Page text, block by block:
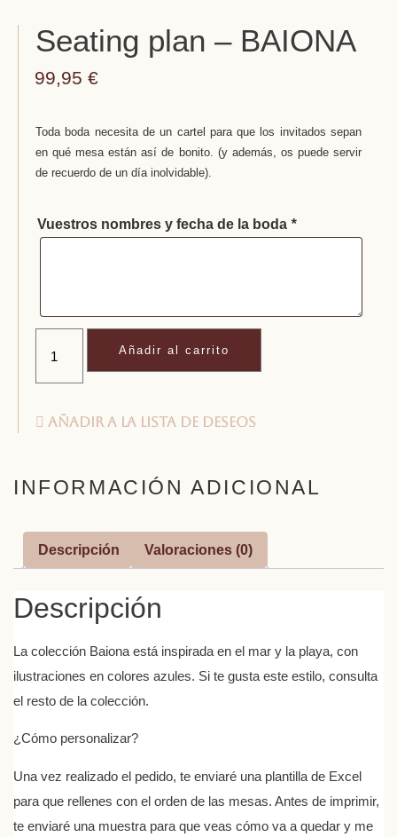
Seating plan – BAIONA
99,95 €
Toda boda necesita de un cartel para que los invitados sepan
en qué mesa están así de bonito. (y además, os puede servir
de recuerdo de un día inolvidable).
Vuestros nombres y fecha de la boda *
Añadir al carrito
Añadir a la lista de deseos
INFORMACIÓN ADICIONAL
Descripción Valoraciones (0)
Descripción
La colección Baiona está inspirada en el mar y la playa, con
ilustraciones en colores azules. Si te gusta este estilo, consulta
el resto de la colección.
¿Cómo personalizar?
Una vez realizado el pedido, te enviaré una plantilla de Excel
para que rellenes con el orden de las mesas. Antes de imprimir,
te enviaré una muestra para que veas cómo va a quedar y me